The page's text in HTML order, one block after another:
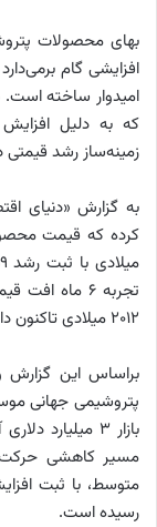
بهای محصولات
افزایشی گام
امیدوار ساخته
که به دلیل
زمینه‌ساز رشد قیمتی
به گزارش «دنیای
کرده که قیمت
تجربه 6 ماه
2012 میلادی تا‌کنون داشته است.
براساس این
بازار 3
رسیده است.